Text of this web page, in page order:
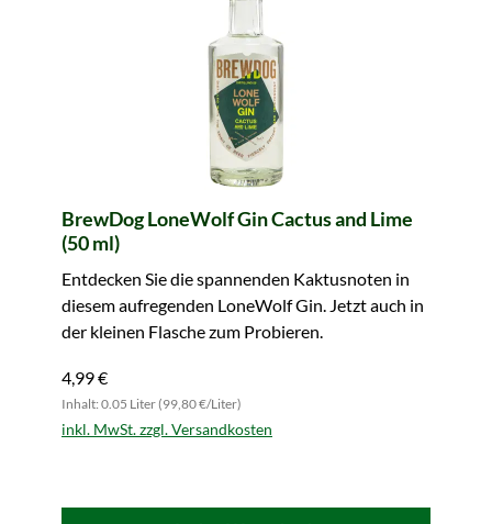
BrewDog LoneWolf Gin Cactus and Lime
(50 ml)
Entdecken Sie die spannenden Kaktusnoten in
diesem aufregenden LoneWolf Gin. Jetzt auch in
der kleinen Flasche zum Probieren.
4,99 €
Inhalt: 0.05 Liter (99,80 €/Liter)
inkl. MwSt. zzgl. Versandkosten